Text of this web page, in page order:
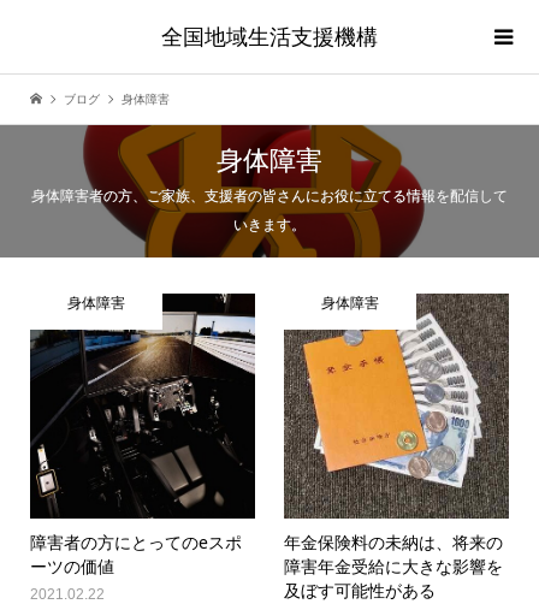
全国地域生活支援機構
ブログ 身体障害
身体障害
身体障害者の方、ご家族、支援者の皆さんにお役に立てる情報を配信して
いきます。
身体障害
障害者の方にとってのeスポ
ーツの価値
2021.02.22
身体障害
年金保険料の未納は、将来の
障害年金受給に大きな影響を
及ぼす可能性がある